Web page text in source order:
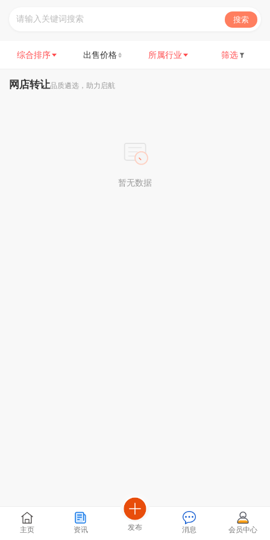
搜索
综合排序 出售价格 所属行业 筛选
网店转让品质遴选，助力启航
暂无数据
主页 资讯 发布 消息 会员中心